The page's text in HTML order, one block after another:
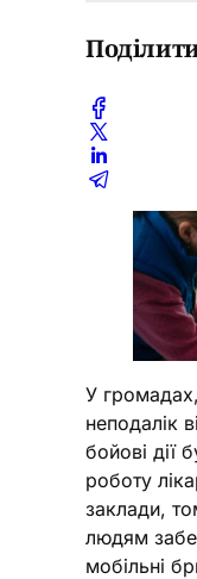
У
неподалік
бойові дії
роботу
заклади,
людям
мобільні